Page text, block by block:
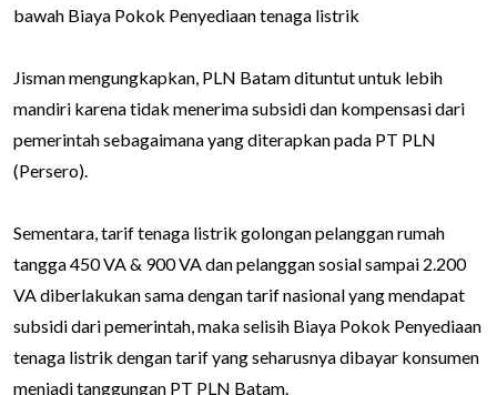
bawah Biaya Pokok Penyediaan tenaga listrik
Jisman mengungkapkan, PLN Batam dituntut untuk lebih
mandiri karena tidak menerima subsidi dan kompensasi dari
pemerintah sebagaimana yang diterapkan pada PT PLN
(Persero).
Sementara, tarif tenaga listrik golongan pelanggan rumah
tangga 450 VA & 900 VA dan pelanggan sosial sampai 2.200
VA diberlakukan sama dengan tarif nasional yang mendapat
subsidi dari pemerintah, maka selisih Biaya Pokok Penyediaan
tenaga listrik dengan tarif yang seharusnya dibayar konsumen
menjadi tanggungan PT PLN Batam.